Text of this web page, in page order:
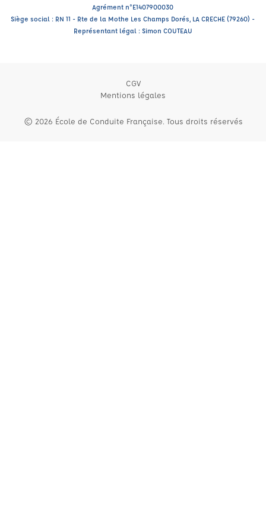
Agrément n°E1407900030
Siège social : RN 11 - Rte de la Mothe Les Champs Dorés, LA CRECHE (79260) -
Représentant légal : Simon COUTEAU
CGV
Mentions légales
© 2026 École de Conduite Française. Tous droits réservés